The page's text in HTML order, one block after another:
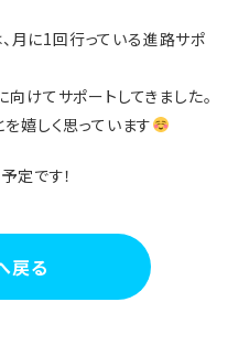
に1回行っている進路サポ
けてサポートしてきました。
嬉しく思っています
定です！
戻る